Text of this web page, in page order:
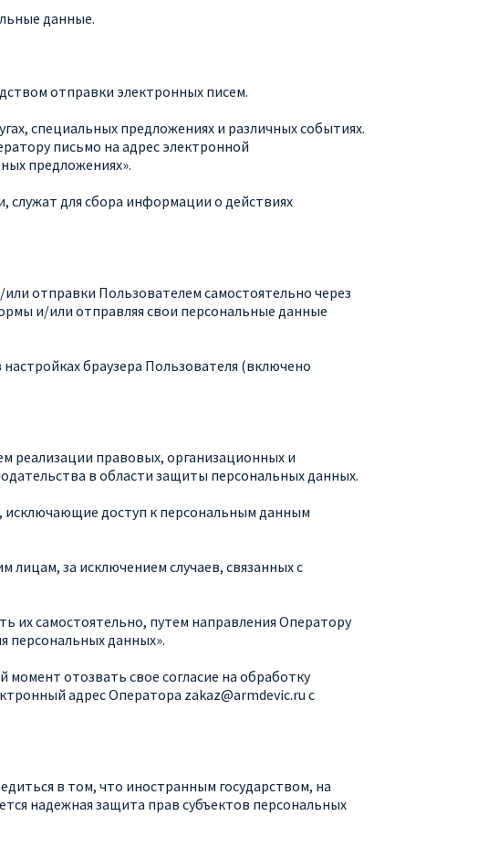
данные.
отправки электронных писем.
специальных предложениях и различных событиях.
письмо на адрес электронной
предложениях».
для сбора информации о действиях
отправки Пользователем самостоятельно через
и/или отправляя свои персональные данные
браузера Пользователя (включено
реализации правовых, организационных и
в области защиты персональных данных.
исключающие доступ к персональным данным
лицам, за исключением случаев, связанных с
их самостоятельно, путем направления Оператору
персональных данных».
отозвать свое согласие на обработку
адрес Оператора zakaz@armdevic.ru с
в том, что иностранным государством, на
надежная защита прав субъектов персональных